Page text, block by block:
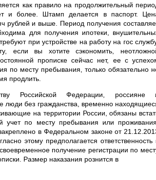
как правило на продолжительный
и более. Штамп делается в паспорт.
рублей и выше. Период получения
для получения ипотеки,
при устройстве на работу на гос
если вы хотите сэкономить,
прописке сейчас нет, ее с
по месту пребывания, только обязательно
продлить.
Российской Федерации, россияне
люди без гражданства, временно
на территории России, обязаны
учет по месту пребывания или проживания.
в Федеральном законе от
этому предполагается ответственность
получение регистрации по
Размер наказания рознится в